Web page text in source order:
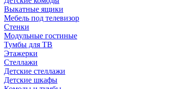
Выкатные ящики
Мебель под телевизор
Стенки
Модульные гостиные
Тумбы для ТВ
Этажерки
Стеллажи
Детские стеллажи
Детские шкафы